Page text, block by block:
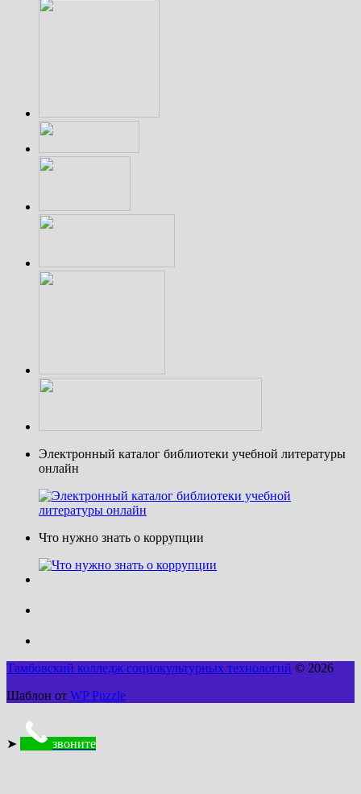
Электронный каталог библиотеки учебной литературы
онлайн
Что нужно знать о коррупции
Тамбовский колледж социокультурных технологий © 2026
Шаблон от WP Puzzle
➤ звоните